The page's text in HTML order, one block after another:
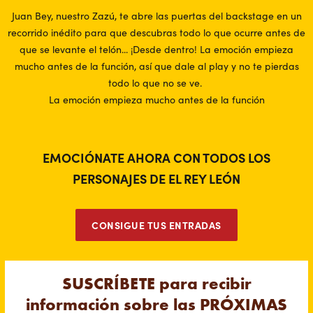
Juan Bey, nuestro Zazú, te abre las puertas del backstage en un
recorrido inédito para que descubras todo lo que ocurre antes de
que se levante el telón... ¡Desde dentro! La emoción empieza
mucho antes de la función, así que dale al play y no te pierdas
todo lo que no se ve.
La emoción empieza mucho antes de la función
EMOCIÓNATE AHORA CON TODOS LOS
PERSONAJES DE EL REY LEÓN
CONSIGUE TUS ENTRADAS
SUSCRÍBETE para recibir
información sobre las PRÓXIMAS